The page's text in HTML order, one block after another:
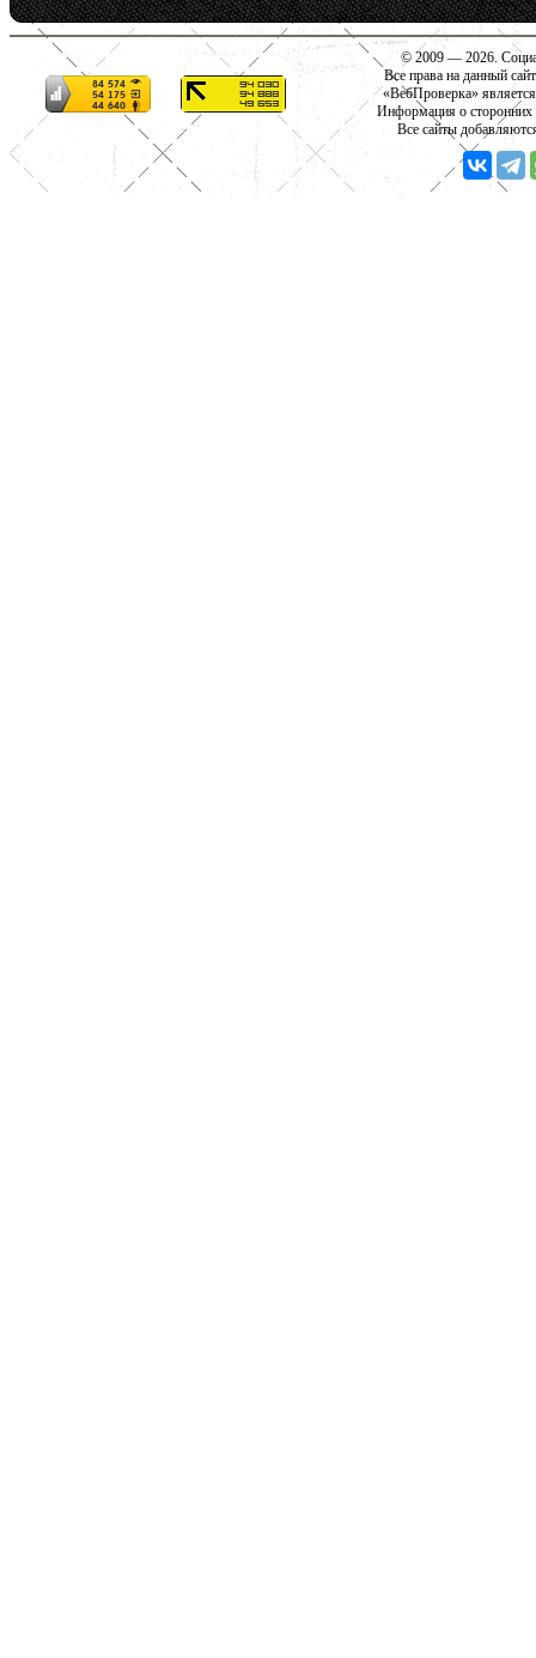
© 2009 — 2026.
Все права на данный
«ВебПроверка»
Информация о сторонних
Все сайты